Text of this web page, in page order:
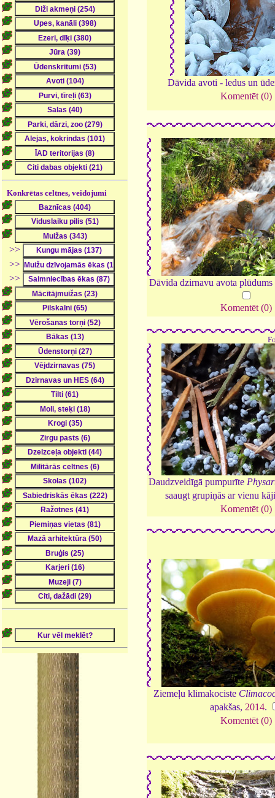
Konkrētas celtnes, veidojumi
>>
>>
>>
Dāvida avoti - ledus un
Komentēt (0)
Dāvida dzirnavu avota
Komentēt (0)
Daudzveidīgā pumpurīte
saaugt grupiņās ar vienu
Komentēt (0)
Ziemeļu klimakociste
apakšas, 2014.
Komentēt (0)